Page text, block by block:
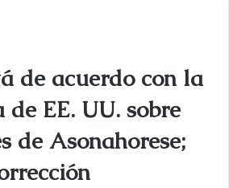
de acuerdo con la
EE. UU. sobre
de Asonahorese;